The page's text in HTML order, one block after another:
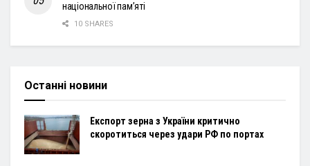
національної пам’яті
10 SHARES
Останні новини
Експорт зерна з України критично
скоротиться через удари РФ по портах